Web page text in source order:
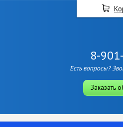
8-
Есть вопросы?
Заказать